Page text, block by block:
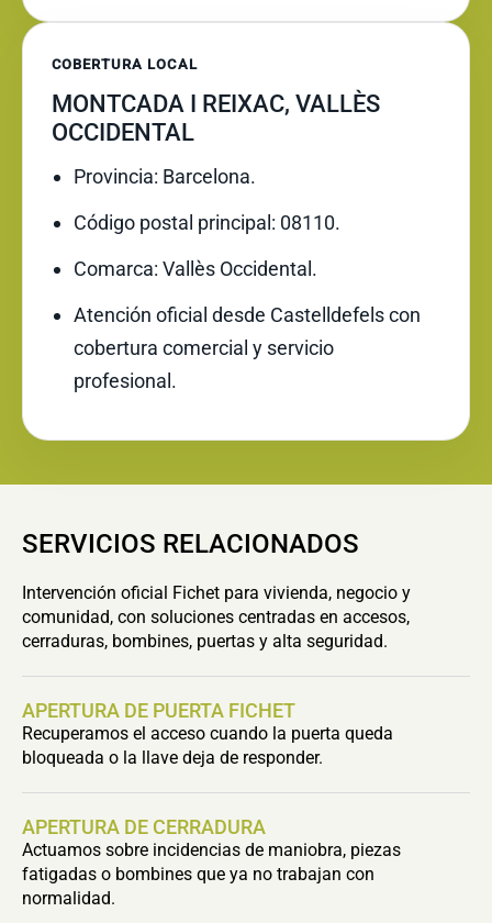
COBERTURA LOCAL
MONTCADA I REIXAC, VALLÈS
OCCIDENTAL
Provincia: Barcelona.
Código postal principal: 08110.
Comarca: Vallès Occidental.
Atención oficial desde Castelldefels con
cobertura comercial y servicio
profesional.
SERVICIOS RELACIONADOS
Intervención oficial Fichet para vivienda, negocio y
comunidad, con soluciones centradas en accesos,
cerraduras, bombines, puertas y alta seguridad.
APERTURA DE PUERTA FICHET
Recuperamos el acceso cuando la puerta queda
bloqueada o la llave deja de responder.
APERTURA DE CERRADURA
Actuamos sobre incidencias de maniobra, piezas
fatigadas o bombines que ya no trabajan con
normalidad.